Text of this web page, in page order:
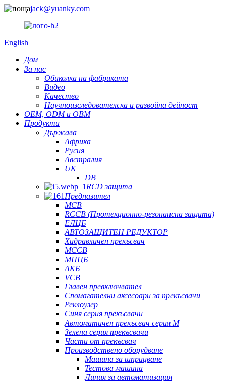
jack@yuanky.com
English
Дом
За нас
Обиколка на фабриката
Видео
Качество
Научноизследователска и развойна дейност
OEM, ODM и OBM
Продукти
Държава
Африка
Русия
Австралия
UK
DB
RCD защита
Предпазител
MCB
RCCB (Протекционно-резонансна защита)
ЕЛЦБ
АВТОЗАЩИТЕН РЕДУКТОР
Хидравличен прекъсвач
MCCB
МПЦБ
АКБ
VCB
Главен превключвател
Спомагателни аксесоари за прекъсвачи
Реклоузер
Синя серия прекъсвачи
Автоматичен прекъсвач серия M
Зелена серия прекъсвачи
Части от прекъсвач
Производствено оборудване
Машина за шприцване
Тестова машина
Линия за автоматизация